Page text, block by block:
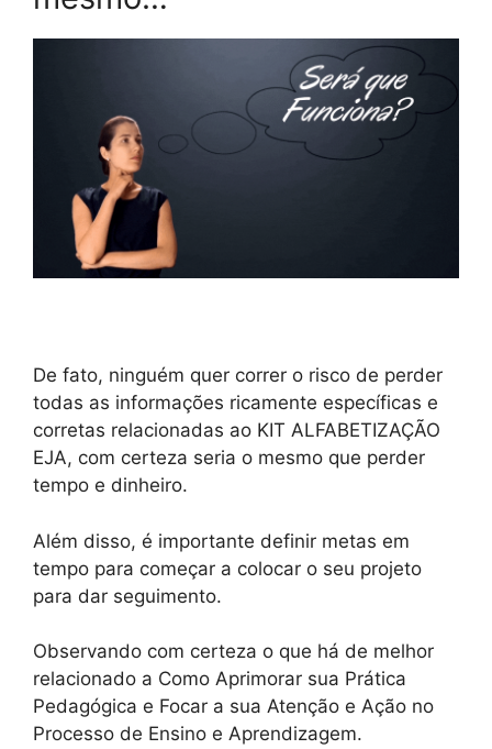
De fato, ninguém quer correr o risco de perder
todas as informações ricamente específicas e
corretas relacionadas ao KIT ALFABETIZAÇÃO
EJA, com certeza seria o mesmo que perder
tempo e dinheiro.
Além disso, é importante definir metas em
tempo para começar a colocar o seu projeto
para dar seguimento.
Observando com certeza o que há de melhor
relacionado a Como Aprimorar sua Prática
Pedagógica e Focar a sua Atenção e Ação no
Processo de Ensino e Aprendizagem.